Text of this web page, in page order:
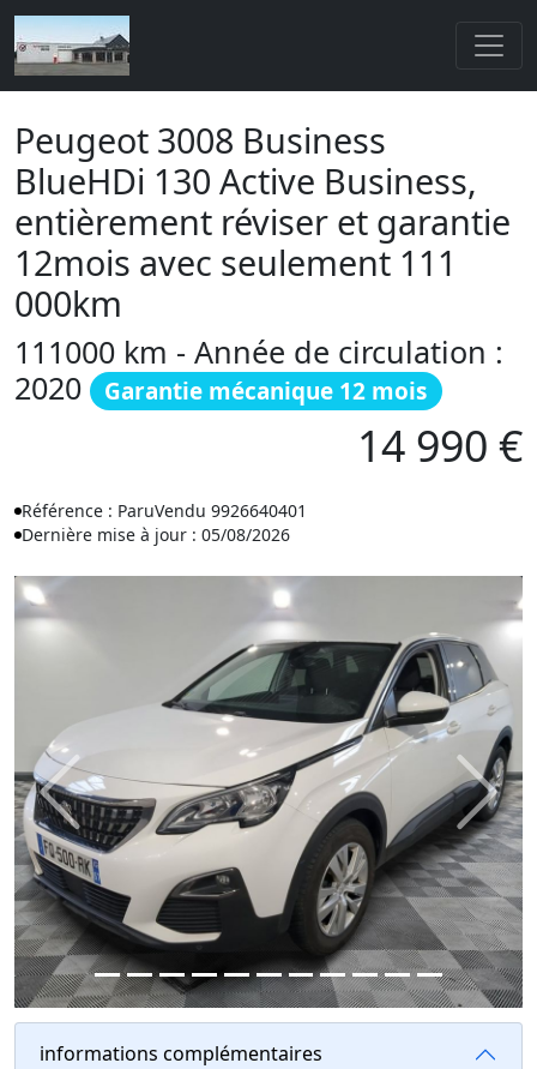
Peugeot 3008 Business
BlueHDi 130 Active Business,
entièrement réviser et garantie
12mois avec seulement 111
000km
111000 km - Année de circulation :
2020
Garantie mécanique 12 mois
14 990 €
Référence : ParuVendu 9926640401
Dernière mise à jour : 05/08/2026
Previous Next
informations complémentaires